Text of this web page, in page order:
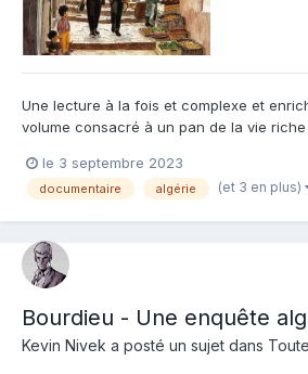
Une lecture à la fois et complexe et
volume consacré à un pan de la vie
documenté en marchant dans les pas de
réalise plus une enquête sur le
le 3 septembre 2023
documentaire algérie (et 3 en plus)
Bourdieu - Une enquête
Kevin Nivek a posté un sujet dans